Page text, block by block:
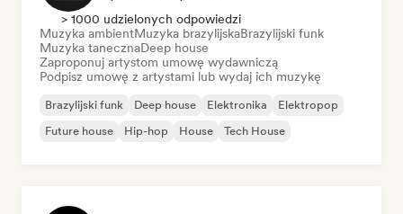
> 1000 udzielonych odpowiedzi
Muzyka ambientMuzyka brazylijskaBrazylijski funk
Muzyka tanecznaDeep house
Zaproponuj artystom umowę wydawniczą
Podpisz umowę z artystami lub wydaj ich muzykę
Brazylijski funk Deep house Elektronika
Elektropop
Future house
Hip-hop House Tech House